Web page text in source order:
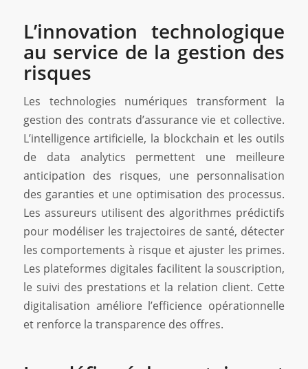
L’innovation technologique
au service de la gestion des
risques
Les technologies numériques transforment la
gestion des contrats d’assurance vie et collective.
L’intelligence artificielle, la blockchain et les outils
de data analytics permettent une meilleure
anticipation des risques, une personnalisation
des garanties et une optimisation des processus.
Les assureurs utilisent des algorithmes prédictifs
pour modéliser les trajectoires de santé, détecter
les comportements à risque et ajuster les primes.
Les plateformes digitales facilitent la souscription,
le suivi des prestations et la relation client. Cette
digitalisation améliore l’efficience opérationnelle
et renforce la transparence des offres.